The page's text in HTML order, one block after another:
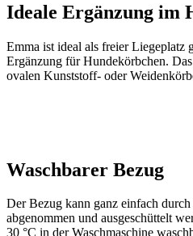
Ideale Ergänzung im
Emma ist ideal als freier Liegeplatz
Ergänzung für Hundekörbchen.
ovalen Kunststoff- oder
Waschbarer Bezug
Der Bezug kann ganz einfach
abgenommen und ausgeschüttelt
30 °C in der Waschmaschine